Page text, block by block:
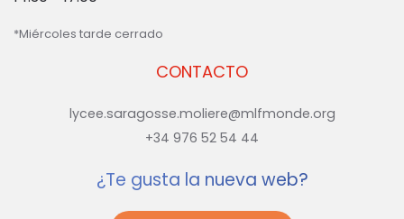
CONTACTO
lycee.saragosse.moliere@mlfmonde.org
+34 976 52 54 44
*Miércoles tarde cerrado
¿Te gusta la nueva web?